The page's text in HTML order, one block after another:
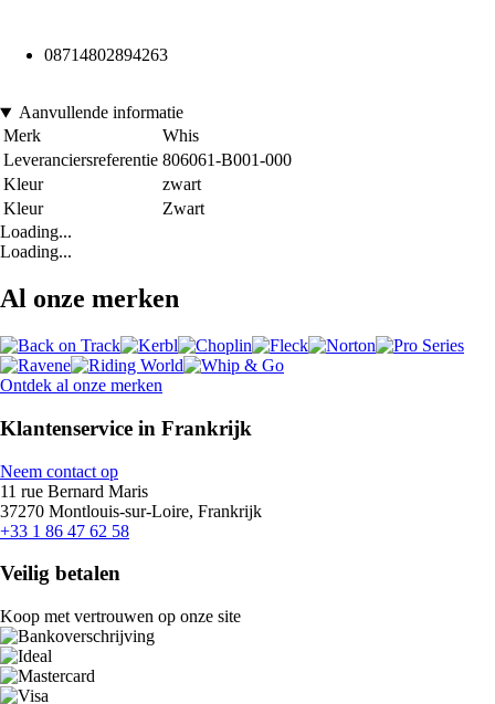
08714802894263
Aanvullende informatie
Merk
Whis
Leveranciersreferentie 806061-B001-000
Kleur
zwart
Kleur
Zwart
Loading...
Loading...
Al onze merken
Ontdek al onze merken
Klantenservice in Frankrijk
Neem contact op
11 rue Bernard Maris
37270 Montlouis-sur-Loire, Frankrijk
+33 1 86 47 62 58
Veilig betalen
Koop met vertrouwen op onze site